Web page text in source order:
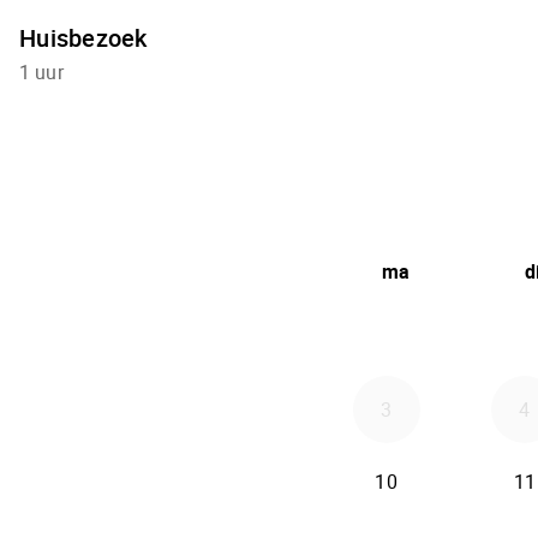
Huisbezoek
1 uur
ma
3 4
10 11